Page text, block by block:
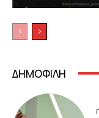
ΔΗΜΟΦΙΛΗ